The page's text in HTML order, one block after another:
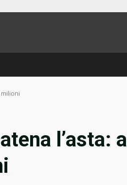
l’asta: al